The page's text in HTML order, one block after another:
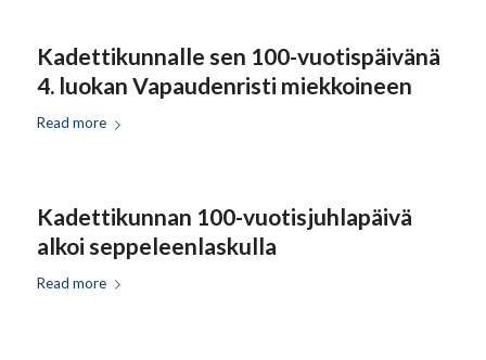
Kadettikunnalle sen 100-vuotispäivänä
4. luokan Vapaudenristi miekkoineen
Read more
Kadettikunnan 100-vuotisjuhlapäivä
alkoi seppeleenlaskulla
Read more